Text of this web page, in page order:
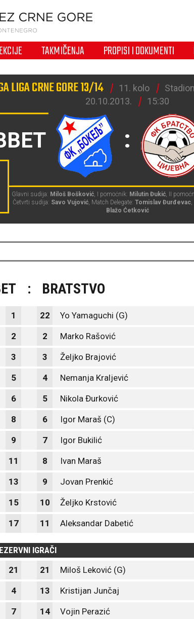
TAKMIČENJA PROPISI I DOKUMENTI
LIGA CRNE GORE 13/14 11. kolo
20.10.2013.
15:30
:
Glavni sudija: Miloš Bošković, I pomoćnik: Milutin Đukić, II
Četvrti sudija: Savo Vujović, Match Delegate: Tomislav Đurđevac,
Blažo Ćetković
: BRATSTVO
1 22 Yo Yamaguchi (G)
2 2 Marko Rašović
3 3 Željko Brajović
5 4 Nemanja Kraljević
6 5 Nikola Đurković
8 6 Igor Maraš (C)
9 7 Igor Bukilić
11 8 Ivan Maraš
13 9 Jovan Prenkić
15 10 Željko Krstović
17 11 Aleksandar Dabetić
IGRAČI
21 21 Miloš Leković (G)
4 13 Kristijan Junčaj
7 14 Vojin Perazić